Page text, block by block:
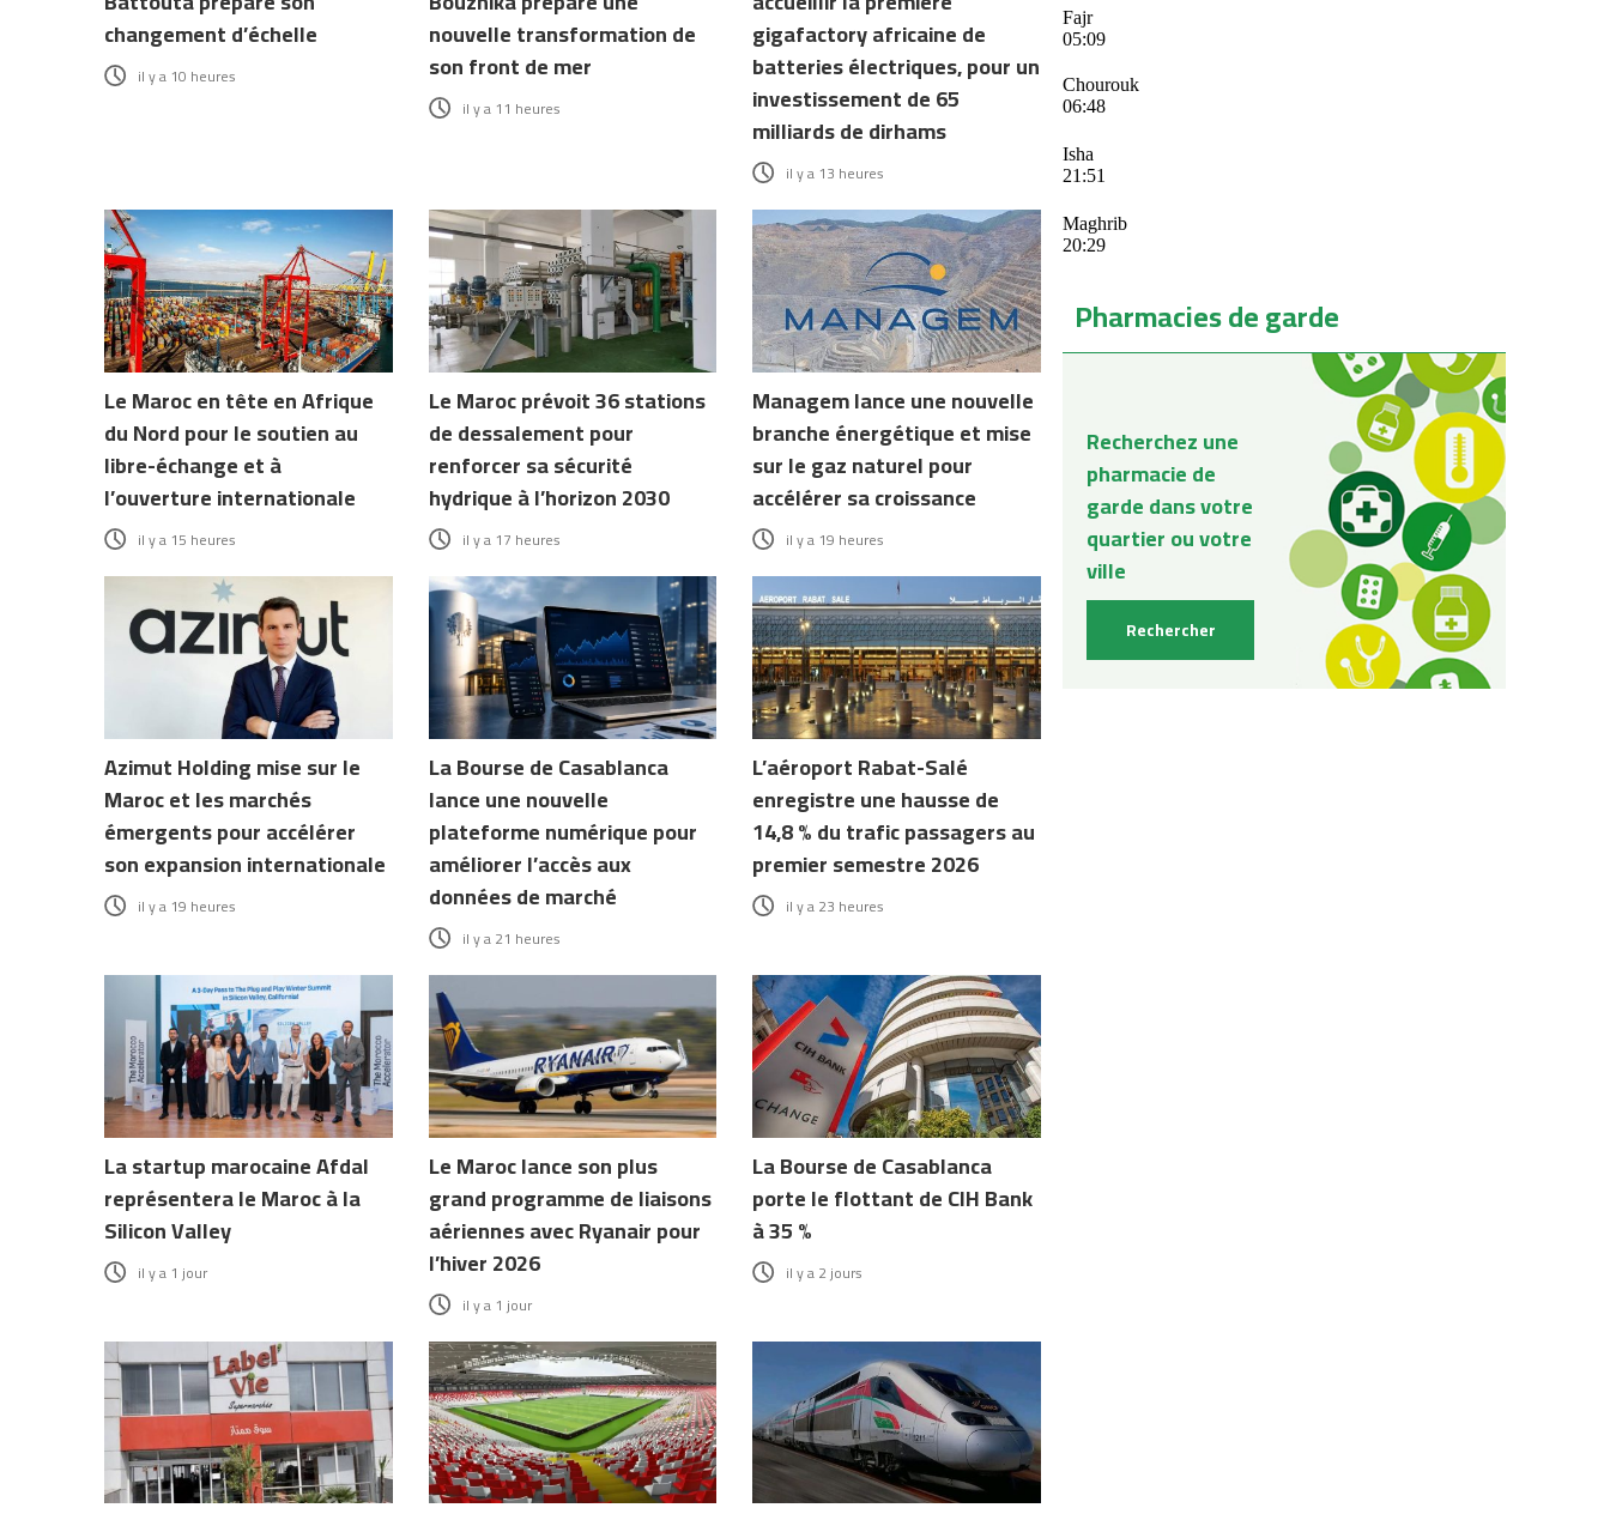
changement d’échelle
il y a 10 heures
nouvelle transformation de
son front de mer
il y a 11 heures
gigafactory africaine de
batteries électriques, pour un
investissement de 65
milliards de dirhams
il y a 13 heures
Le Maroc en tête en Afrique
du Nord pour le soutien au
libre-échange et à
l’ouverture internationale
il y a 15 heures
Le Maroc prévoit 36 stations
de dessalement pour
renforcer sa sécurité
hydrique à l’horizon 2030
il y a 17 heures
Managem lance une nouvelle
branche énergétique et mise
sur le gaz naturel pour
accélérer sa croissance
il y a 19 heures
Azimut Holding mise sur le
Maroc et les marchés
émergents pour accélérer
son expansion internationale
il y a 19 heures
La Bourse de Casablanca
lance une nouvelle
plateforme numérique pour
améliorer l’accès aux
données de marché
il y a 21 heures
L’aéroport Rabat-Salé
enregistre une hausse de
14,8 % du trafic passagers au
premier semestre 2026
il y a 23 heures
La startup marocaine Afdal
représentera le Maroc à la
Silicon Valley
il y a 1 jour
Le Maroc lance son plus
grand programme de liaisons
aériennes avec Ryanair pour
l’hiver 2026
il y a 1 jour
La Bourse de Casablanca
porte le flottant de CIH Bank
à 35 %
il y a 2 jours